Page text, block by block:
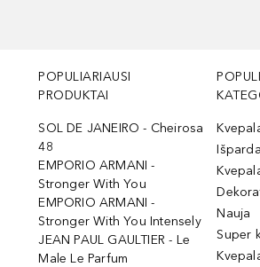
POPULIARIAUSI
PRODUKTAI
SOL DE JANEIRO - Cheirosa
48
EMPORIO ARMANI -
Stronger With You
EMPORIO ARMANI -
Stronger With You Intensely
JEAN PAUL GAULTIER - Le
Male Le Parfum
Nauja
Super